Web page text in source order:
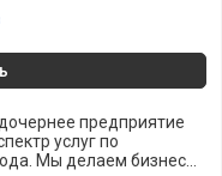
предприятие
услуг по